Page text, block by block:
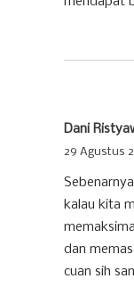
Dani
29 Agustus
kalau kita
dan
cuan sih